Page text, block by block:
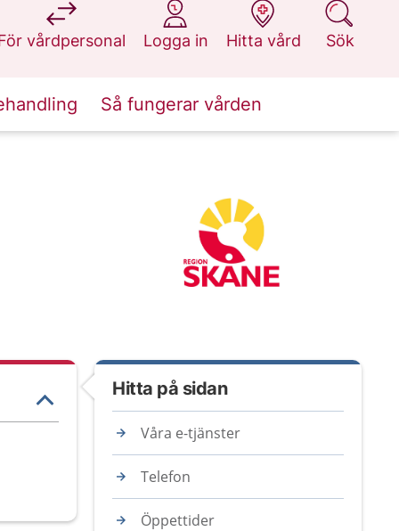
vårdpersonal
på 1177.se
Logga in
på 1177.se
Hitta vård
på 1177.se
Sök
på 1177.se
Så fungerar vården
Hitta på sidan
Våra e-tjänster
Telefon
Öppettider